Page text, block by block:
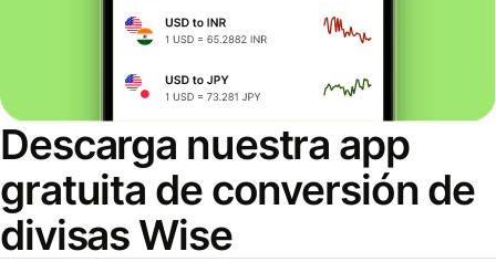
Descarga nuestra app
gratuita de conversión de
divisas Wise